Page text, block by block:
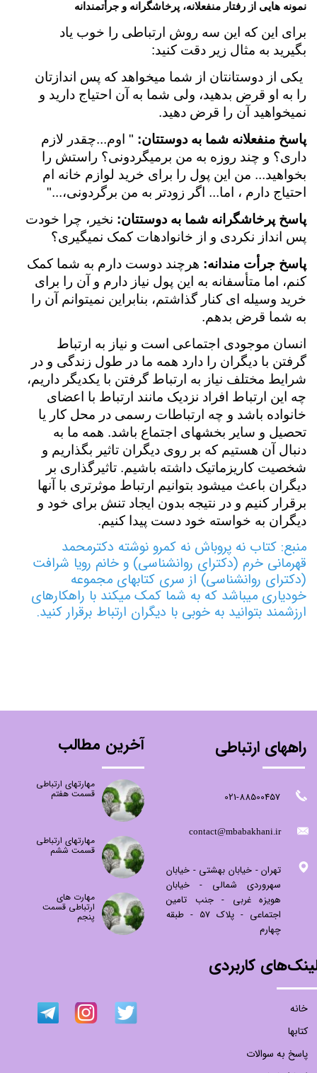
نمونه­ هایی از رفتار منفعلانه، پرخاشگرانه و جرأت­مندانه
برای این که این سه روش ارتباطی را خوب یاد
بگیرید به مثال زیر دقت کنید:
یکی از دوستانتان از شما می­خواهد که پس­ اندازتان
را به او قرض بدهید، ولی شما به آن احتیاج دارید و
نمی­خواهید آن را قرض دهید.
پاسخ منفعلانه شما به دوستتان: " اوم...چقدر لازم
داری؟ و چند روزه به من برمی­گردونی؟ راستش را
بخواهید... من این پول را برای خرید لوازم خانه ­ام
احتیاج دارم ، اما... اگر زودتر به من برگردونی،..."
پاسخ پرخاشگرانه شما به دوستتان: نخیر، چرا خودت
پس­ انداز نکردی و از خانواده­ات کمک نمی­گیری؟
پاسخ جرأت مندانه: هرچند دوست دارم به شما کمک
کنم، اما متأسفانه به این پول نیاز دارم و آن را برای
خرید وسیله ­ای کنار گذاشتم، بنابراین نمی­توانم آن را
به شما قرض بدهم.
انسان موجودی اجتماعی است و نیاز به ارتباط
گرفتن با دیگران را دارد همه ما در طول زندگی و در
شرایط مختلف نیاز به ارتباط گرفتن با یکدیگر داریم،
چه این ارتباط افراد نزدیک مانند ارتباط با اعضای
خانواده باشد و چه ارتباطات رسمی در محل­ کار یا
تحصیل و سایر بخش­های اجتماع باشد. همه ما به
دنبال آن هستیم که بر روی دیگران تاثیر بگذاریم و
شخصیت کاریزماتیک داشته باشیم. تاثیرگذاری بر
دیگران باعث می­شود بتوانیم ارتباط موثرتری با آنها
برقرار کنیم و در نتیجه بدون ایجاد تنش برای خود و
دیگران به خواسته خود دست پیدا کنیم.
منبع: کتاب نه پروباش نه کم­رو نوشته دکترمحمد
قهرمانی خرم (دکترای روانشناسی) و خانم رویا شرافت
(دکترای روانشناسی) از سری کتاب­های مجموعه
خودیاری می­باشد که به شما کمک می­کند با راهکارهای
ارزشمند بتوانید به خوبی با دیگران ارتباط برقرار کنید.
راههای ارتباطی
021-88500457
​contact@mbabakhani.ir​​​​​​​
تهران - خیابان بهشتی - خیابان
سهروردی شمالی - خیابان
هویزه غربی - جنب تامین
اجتماعی - پلاک 57 - طبقه
چهارم
کاربردی
خانه
کتابها
پاسخ به سوالات
آخرین مطالب
مهارتهای ارتباطی
قسمت هفتم
مهارتهای ارتباطی
قسمت ششم
مهارت های
ارتباطی قسمت
پنجم